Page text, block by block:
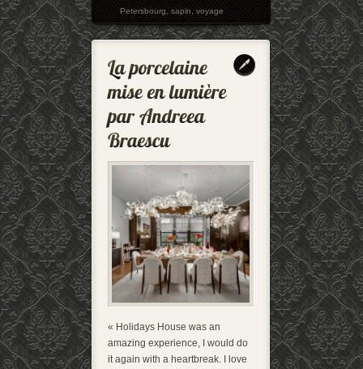
Petersbourg,sapin,voyage
« Holidays House was an
amazing experience, I would do
it again with a heartbreak. I love